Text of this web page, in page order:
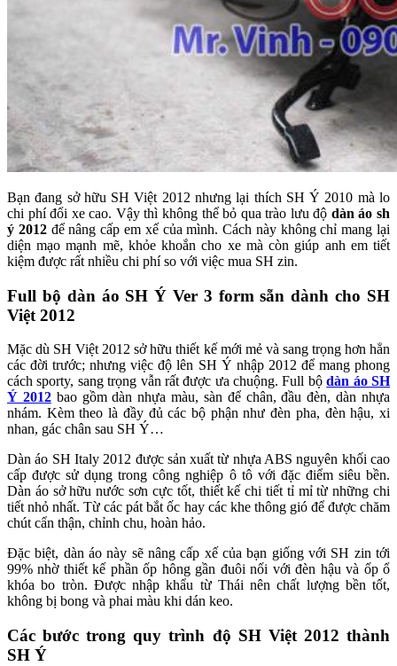
Bạn đang sở hữu SH Việt 2012 nhưng lại thích SH Ý 2010 mà lo
chi phí đổi xe cao. Vậy thì không thể bỏ qua trào lưu độ dàn áo sh
ý 2012để nâng cấp em xế của mình. Cách này không chỉ mang lại
diện mạo mạnh mẽ, khỏe khoắn cho xe mà còn giúp anh em tiết
kiệm được rất nhiều chi phí so với việc mua SH zin.
Full bộ dàn áo SH Ý Ver 3 form sẵn dành cho SH
Việt 2012
Mặc dù SH Việt 2012 sở hữu thiết kế mới mẻ và sang trọng hơn hẳn
các đời trước; nhưng việc độ lên SH Ý nhập 2012 để mang phong
cách sporty, sang trọng vẫn rất được ưa chuộng. Full bộdàn áo SH
Ý 2012bao gồm dàn nhựa màu, sàn để chân, đầu đèn, dàn nhựa
nhám. Kèm theo là đầy đủ các bộ phận như đèn pha, đèn hậu, xi
nhan, gác chân sau SH Ý…
Dàn áo SH Italy 2012 được sản xuất từ nhựa ABS nguyên khối cao
cấp được sử dụng trong công nghiệp ô tô với đặc điểm siêu bền.
Dàn áo sở hữu nước sơn cực tốt, thiết kế chi tiết tỉ mỉ từ những chi
tiết nhỏ nhất. Từ các pát bắt ốc hay các khe thông gió để được chăm
chút cẩn thận, chỉnh chu, hoàn hảo.
Đặc biệt, dàn áo này sẽ nâng cấp xế của bạn giống với SH zin tới
99% nhờ thiết kế phần ốp hông gần đuôi nối với đèn hậu và ốp ổ
khóa bo tròn. Được nhập khẩu từ Thái nên chất lượng bền tốt,
không bị bong và phai màu khi dán keo.
Các bước trong quy trình độ SH Việt 2012 thành
SH Ý